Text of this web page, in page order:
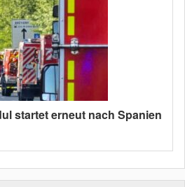
startet erneut nach Spanien